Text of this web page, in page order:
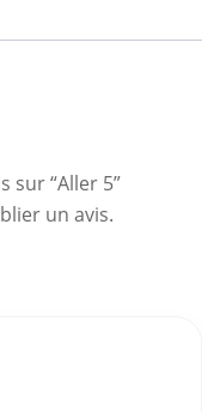
sur “Aller 5”
un avis.